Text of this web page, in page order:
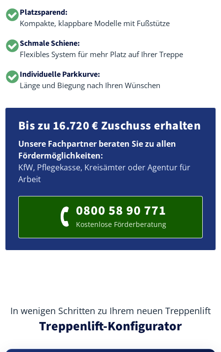
Platzsparend:
Kompakte, klappbare Modelle mit Fußstütze
Schmale Schiene:
Flexibles System für mehr Platz auf Ihrer Treppe
Individuelle Parkkurve:
Länge und Biegung nach Ihren Wünschen
Bis zu 16.720 € Zuschuss erhalten
Unsere Fachpartner beraten Sie zu allen
Fördermöglichkeiten:
KfW, Pflegekasse, Kreisämter oder Agentur für
Arbeit
0800 58 90 771
Kostenlose Förderberatung
In wenigen Schritten zu Ihrem neuen Treppenlift
Treppenlift-Konfigurator